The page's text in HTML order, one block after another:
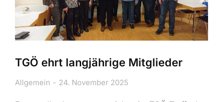
TGÖ ehrt langjährige Mitglieder
Allgemein 24. November 2025